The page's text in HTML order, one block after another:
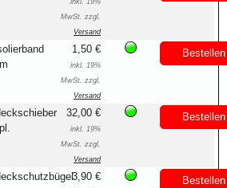
inkl. 19%
MwSt. zzgl.
Versand
1,50 €
inkl. 19%
MwSt. zzgl.
Versand
Bestellen
32,00 €
inkl. 19%
MwSt. zzgl.
Versand
Bestellen
3,90 € Bestellen